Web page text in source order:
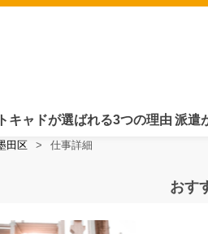
キャドが選ばれる3つの理由 派遣
田区 仕事詳細
おす